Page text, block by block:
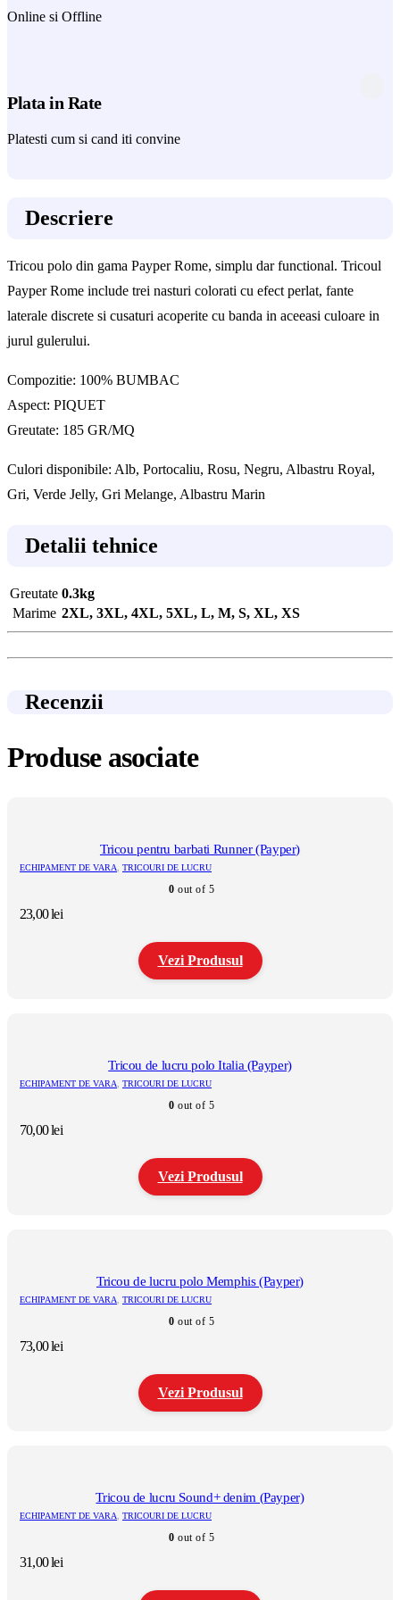
Online si Offline
Plata in Rate
Platesti cum si cand iti convine
Descriere
Tricou polo din gama Payper Rome, simplu dar functional. Tricoul
Payper Rome include trei nasturi colorati cu efect perlat, fante
laterale discrete si cusaturi acoperite cu banda in aceeasi culoare in
jurul gulerului.
Compozitie: 100% BUMBAC
Aspect: PIQUET
Greutate: 185 GR/MQ
Culori disponibile: Alb, Portocaliu, Rosu, Negru, Albastru Royal,
Gri, Verde Jelly, Gri Melange, Albastru Marin
Detalii tehnice
Greutate 0.3kg
Marime 2XL, 3XL, 4XL, 5XL, L, M, S, XL, XS
Recenzii
Produse asociate
Tricou pentru barbati Runner (Payper)
ECHIPAMENT DE VARA, TRICOURI DE LUCRU
0 out of 5
23,00lei
Vezi Produsul
variații.
Opțiunile
fi
alese
Tricou de lucru polo Italia (Payper)
ECHIPAMENT DE VARA, TRICOURI DE LUCRU
0 out of 5
70,00lei
Vezi Produsul
variații.
Opțiunile
fi
alese
Tricou de lucru polo Memphis (Payper)
ECHIPAMENT DE VARA, TRICOURI DE LUCRU
0 out of 5
73,00lei
Vezi Produsul
variații.
Opțiunile
fi
alese
Tricou de lucru Sound+ denim (Payper)
ECHIPAMENT DE VARA, TRICOURI DE LUCRU
0 out of 5
31,00lei